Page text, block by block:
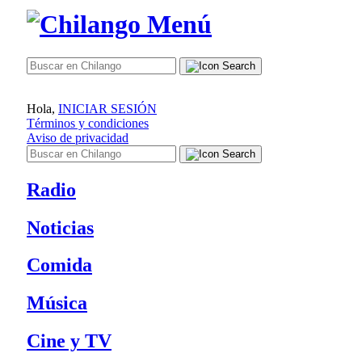
Hola, INICIAR SESIÓN
Términos y condiciones
Aviso de privacidad
Radio
Noticias
Comida
Música
Cine y TV